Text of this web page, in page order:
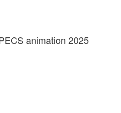
animation 2025